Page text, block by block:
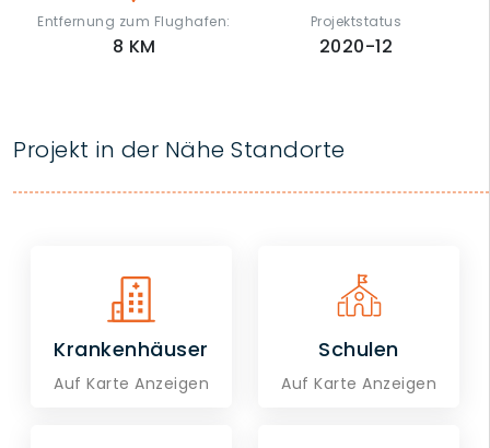
Entfernung zum Flughafen:
8 KM
Projektstatus
2020-12
Projekt in der Nähe Standorte
Krankenhäuser
Auf Karte Anzeigen
Schulen
Auf Karte Anzeigen